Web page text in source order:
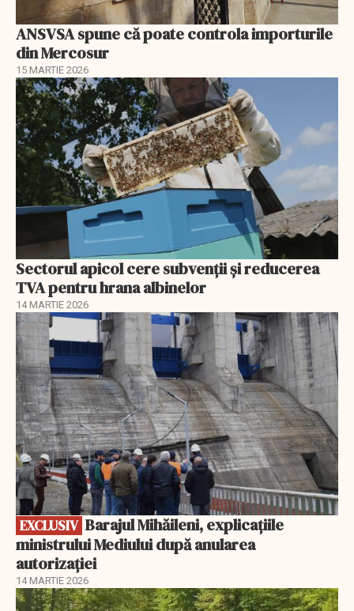
ANSVSA spune că poate controla importurile
din Mercosur
15 MARTIE 2026
Sectorul apicol cere subvenții și reducerea
TVA pentru hrana albinelor
14 MARTIE 2026
EXCLUSIV
EXCLUSIV
ministrului Mediului după anularea
autorizației
14 MARTIE 2026
EXCLUSIV